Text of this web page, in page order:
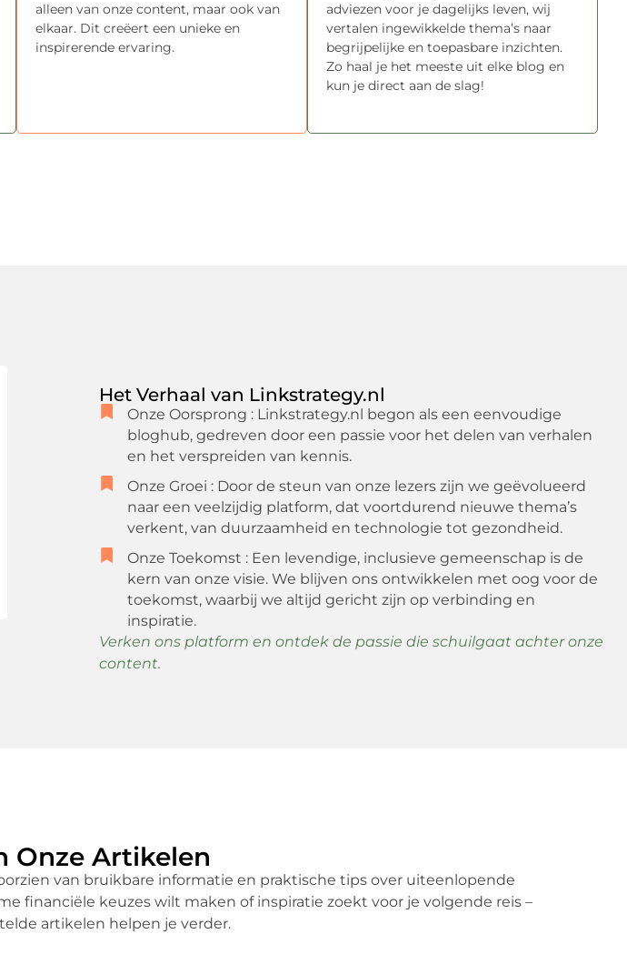
alleen van onze content, maar ook van
elkaar. Dit creëert een unieke en
inspirerende ervaring.
adviezen voor je dagelijks leven, wij
vertalen ingewikkelde thema’s naar
begrijpelijke en toepasbare inzichten.
Zo haal je het meeste uit elke blog en
kun je direct aan de slag!
Het Verhaal van Linkstrategy.nl
Onze Oorsprong : Linkstrategy.nl begon als een eenvoudige
bloghub, gedreven door een passie voor het delen van verhalen
en het verspreiden van kennis.
Onze Groei : Door de steun van onze lezers zijn we geëvolueerd
naar een veelzijdig platform, dat voortdurend nieuwe thema’s
verkent, van duurzaamheid en technologie tot gezondheid.
Onze Toekomst : Een levendige, inclusieve gemeenschap is de
kern van onze visie. We blijven ons ontwikkelen met oog voor de
toekomst, waarbij we altijd gericht zijn op verbinding en
inspiratie.
Verken ons platform en ontdek de passie die schuilgaat achter onze
content.
Onze Artikelen
van bruikbare informatie en praktische tips over uiteenlopende
financiële keuzes wilt maken of inspiratie zoekt voor je volgende reis –
artikelen helpen je verder.